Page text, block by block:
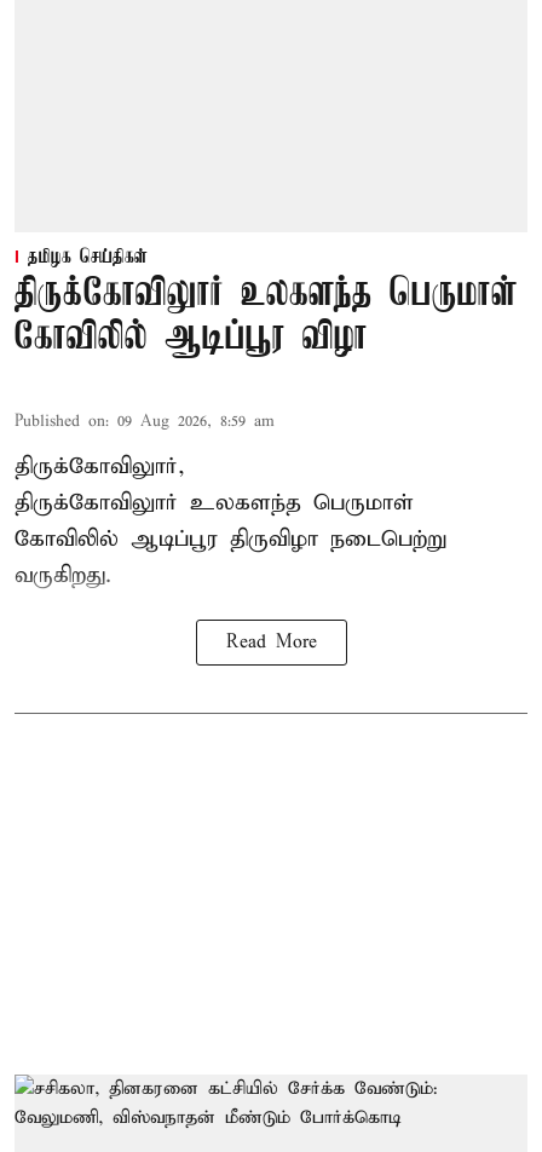
தமிழக செய்திகள்
திருக்கோவிலுார் உலகளந்த பெருமாள்
கோவிலில் ஆடிப்பூர விழா
Published on: 09 Aug 2026, 8:59 am
திருக்கோவிலுார்,
திருக்கோவிலுார் உலகளந்த பெருமாள்
கோவிலில் ஆடிப்பூர திருவிழா நடைபெற்று
வருகிறது.
Read More